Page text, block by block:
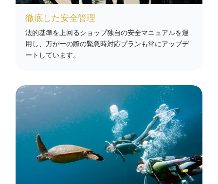
徹底した安全管理
法的基準を上回るショップ独自の安全マニュアルを運
用し、万が一の際の緊急時対応プランも常にアップデ
ートしています。